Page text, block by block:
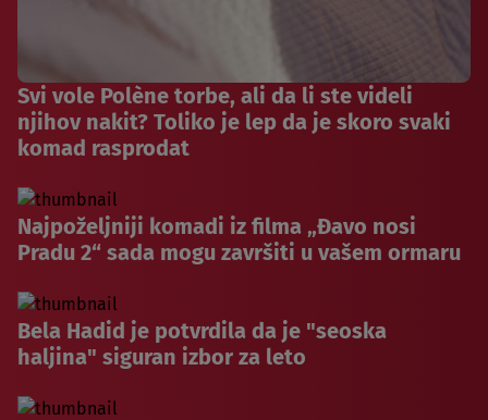
Svi vole Polène torbe, ali da li ste videli
njihov nakit? Toliko je lep da je skoro svaki
komad rasprodat
Najpoželjniji komadi iz filma „Đavo nosi
Pradu 2“ sada mogu završiti u vašem ormaru
Bela Hadid je potvrdila da je "seoska
haljina" siguran izbor za leto